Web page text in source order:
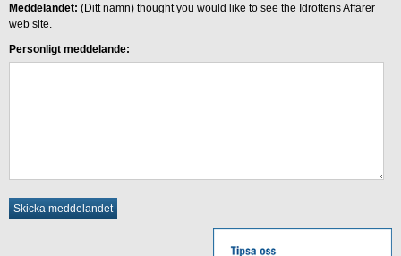
Meddelandet: (Ditt namn) thought you would like to see the Idrottens Affärer
web site.
Personligt meddelande: